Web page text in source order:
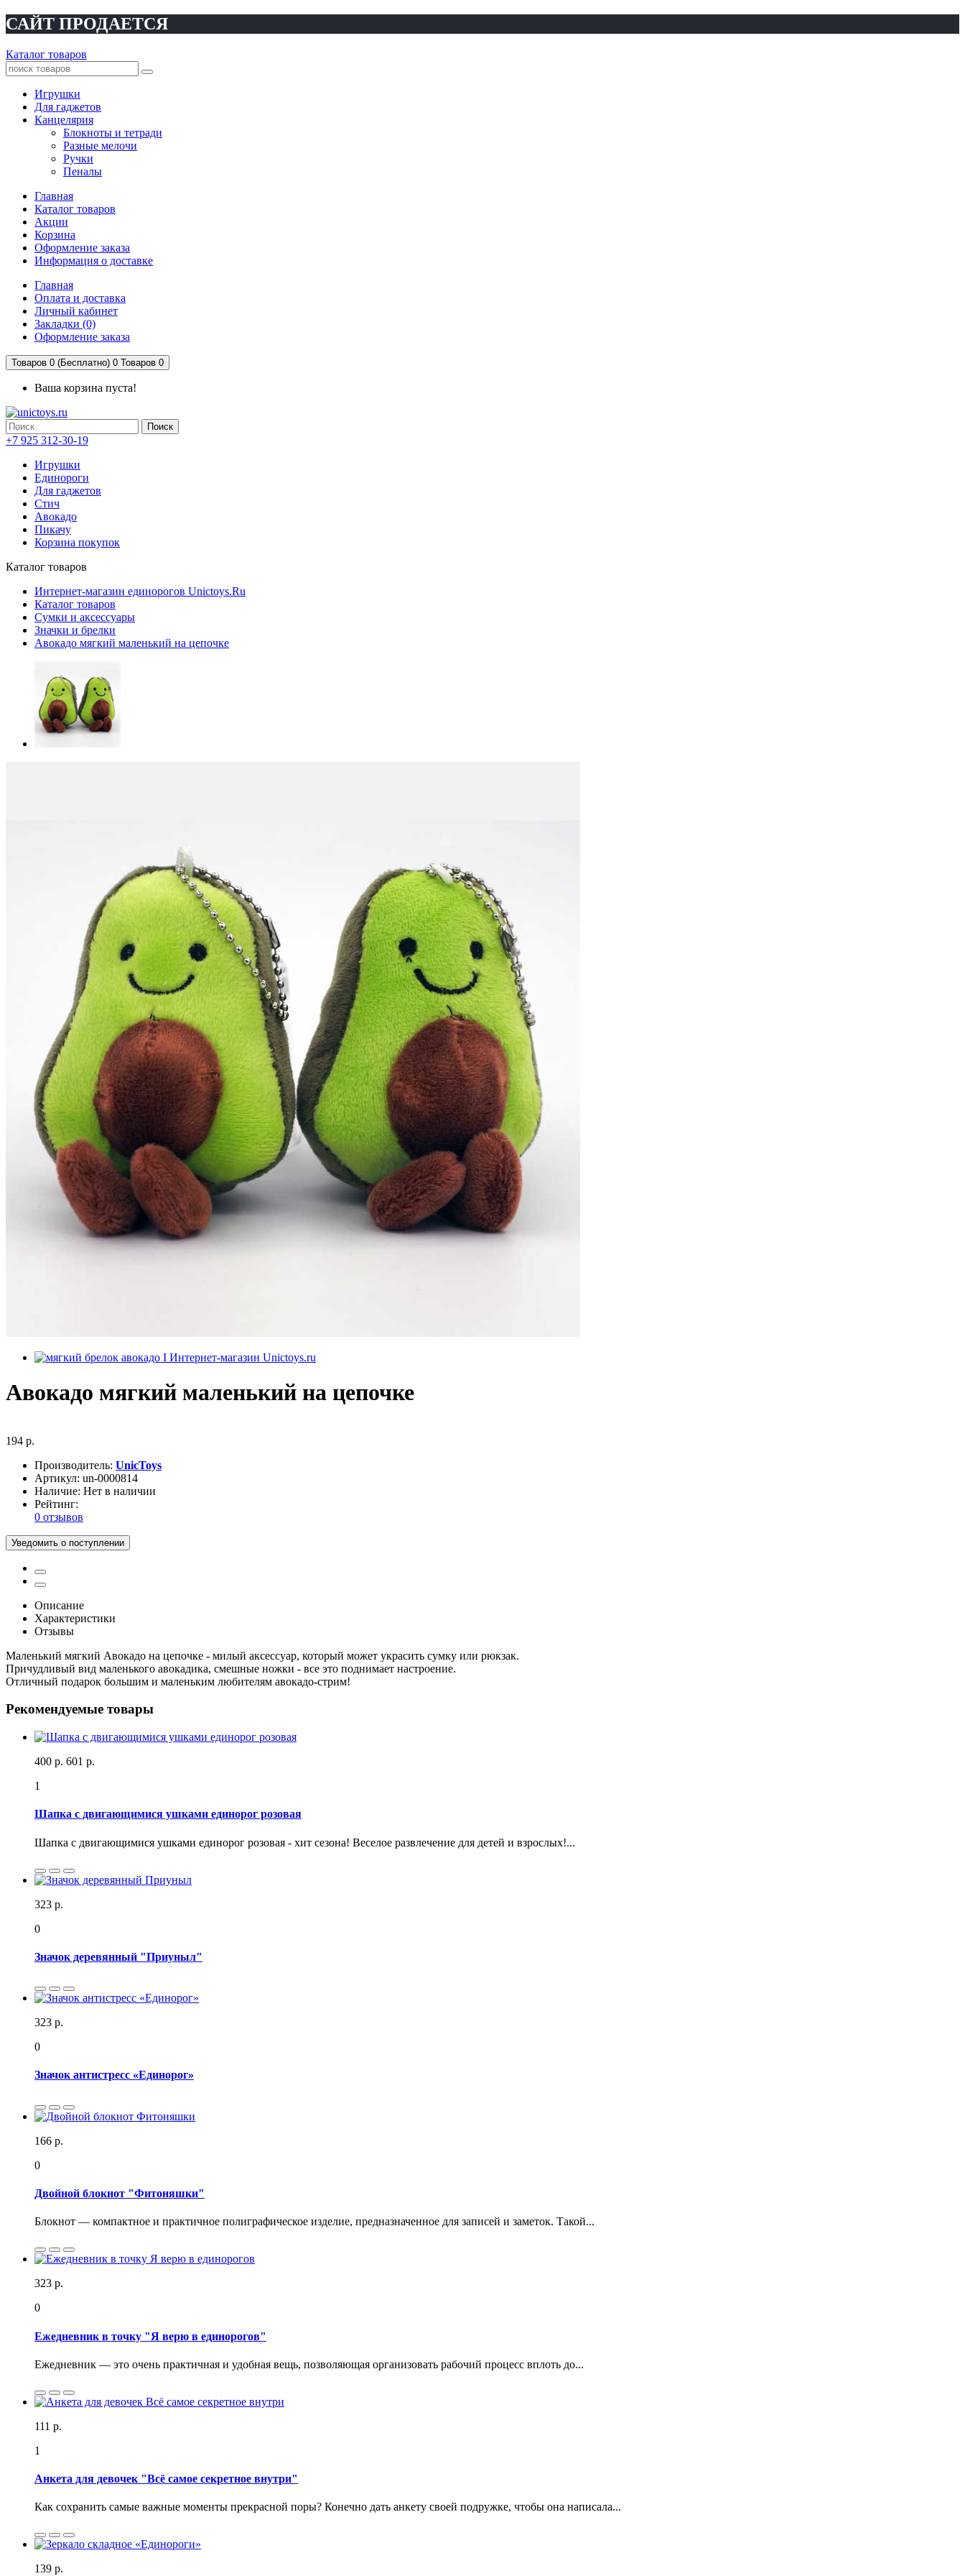
САЙТ ПРОДАЕТСЯ
Каталог товаров
Игрушки
Для гаджетов
Канцелярия
Блокноты и тетради
Разные мелочи
Ручки
Пеналы
Главная
Каталог товаров
Акции
Корзина
Оформление заказа
Информация о доставке
Главная
Оплата и доставка
Личный кабинет
Закладки (0)
Оформление заказа
Товаров 0 (Бесплатно) 0 Товаров 0
Ваша корзина пуста!
Поиск
+7 925 312-30-19
Игрушки
Единороги
Для гаджетов
Стич
Авокадо
Пикачу
Корзина покупок
Каталог товаров
Интернет-магазин единорогов Unictoys.Ru
Каталог товаров
Сумки и аксессуары
Значки и брелки
Авокадо мягкий маленький на цепочке
Авокадо мягкий маленький на цепочке
194 р.
Производитель: UnicToys
Артикул: un-0000814
Наличие: Нет в наличии
Рейтинг:
0 отзывов
Уведомить о поступлении
Описание
Характеристики
Отзывы
Маленький мягкий Авокадо на цепочке - милый аксессуар, который может украсить сумку или рюкзак.
Причудливый вид маленького авокадика, смешные ножки - все это поднимает настроение.
Отличный подарок большим и маленьким любителям авокадо-стрим!
Рекомендуемые товары
400 р. 601 р.
1
Шапка с двигающимися ушками единорог розовая
Шапка с двигающимися ушками единорог розовая - хит сезона! Веселое развлечение для детей и взрослых!...
323 р.
0
Значок деревянный "Приуныл"
323 р.
0
Значок антистресс «Единорог»
166 р.
0
Двойной блокнот "Фитоняшки"
Блокнот — компактное и практичное полиграфическое изделие, предназначенное для записей и заметок. Такой...
323 р.
0
Ежедневник в точку "Я верю в единорогов"
Ежедневник — это очень практичная и удобная вещь, позволяющая организовать рабочий процесс вплоть до...
111 р.
1
Анкета для девочек "Всё самое секретное внутри"
Как сохранить самые важные моменты прекрасной поры? Конечно дать анкету своей подружке, чтобы она написала...
139 р.